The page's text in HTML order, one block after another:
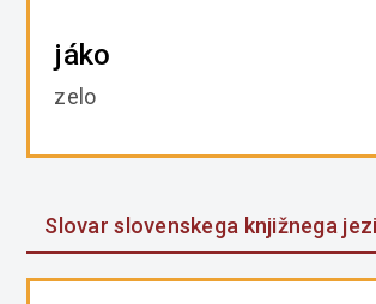
jáko
zelo
Slovar slovenskega knjižnega